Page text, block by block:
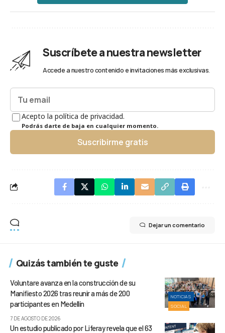
Suscríbete a nuestra newsletter
Accede a nuestro contenido e invitaciones más exclusivas.
Acepto la política de privacidad.
Podrás darte de baja en cualquier momento.
Suscribirme gratis
Dejar un comentario
Quizás también te guste
NOTICIAS
SOCIAL
Voluntare avanza en la construcción de su
Manifiesto 2026 tras reunir a más de 200
participantes en Medellín
7 DE AGOSTO DE 2026
Un estudio publicado por Liferay revela que el 63